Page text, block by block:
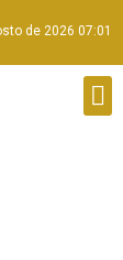
de 2026 07:01